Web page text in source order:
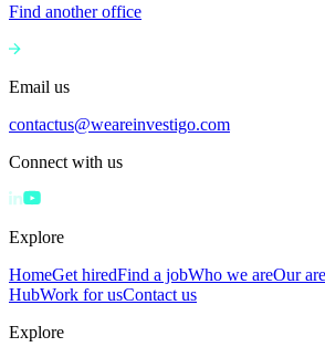
Find another office
Email us
contactus@weareinvestigo.com
Connect with us
Explore
HomeGet hiredFind a jobWho we areOur
HubWork for usContact us
Explore